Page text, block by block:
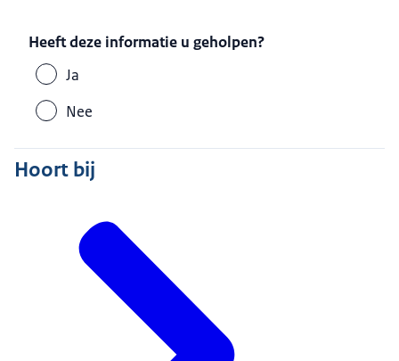
Heeft deze informatie u geholpen?
Ja
Nee
Hoort bij